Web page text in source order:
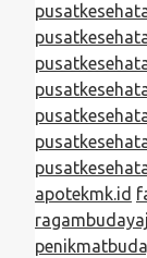
apotekmk.id